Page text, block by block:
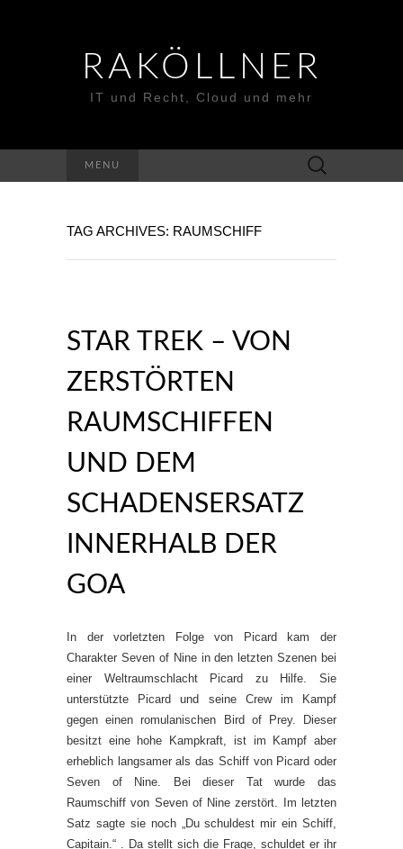
RAKÖLLNER
IT und Recht, Cloud und mehr
MENU
Suchen
nach:
TAG ARCHIVES: RAUMSCHIFF
STAR TREK – VON
ZERSTÖRTEN
RAUMSCHIFFEN
UND DEM
SCHADENSERSATZ
INNERHALB DER
GOA
In der vorletzten Folge von Picard kam der
Charakter Seven of Nine in den letzten Szenen bei
einer Weltraumschlacht Picard zu Hilfe. Sie
unterstützte Picard und seine Crew im Kampf
gegen einen romulanischen Bird of Prey. Dieser
besitzt eine hohe Kampkraft, ist im Kampf aber
erheblich langsamer als das Schiff von Picard oder
Seven of Nine. Bei dieser Tat wurde das
Raumschiff von Seven of Nine zerstört. Im letzten
Satz sagte sie noch „Du schuldest mir ein Schiff,
Capitain.“ . Da stellt sich die Frage, schuldet er ihr